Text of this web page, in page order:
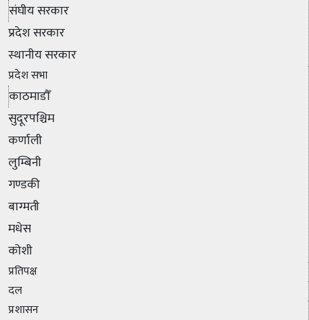
संघीय सरकार
प्रदेश सरकार
स्थानीय सरकार
प्रदेश सभा
काठमाडौँ
सुदूरपश्चिम
कर्णाली
लुम्बिनी
गण्डकी
बाग्मती
मधेस
कोशी
प्रतिपक्ष
दल
प्रशासन